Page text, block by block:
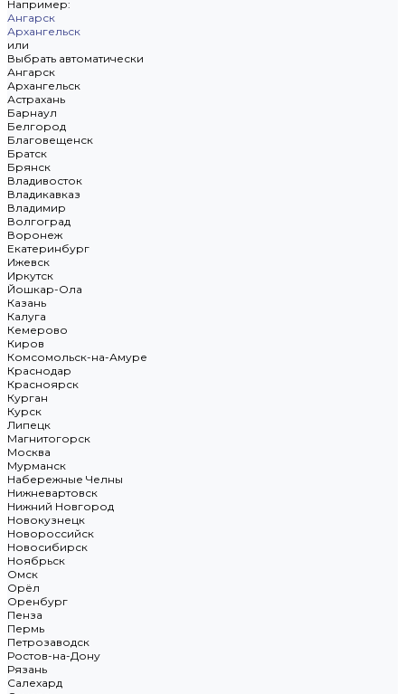
Например:
Ангарск
Архангельск
или
Выбрать автоматически
Ангарск
Архангельск
Астрахань
Барнаул
Белгород
Благовещенск
Братск
Брянск
Владивосток
Владикавказ
Владимир
Волгоград
Воронеж
Екатеринбург
Ижевск
Иркутск
Йошкар-Ола
Казань
Калуга
Кемерово
Киров
Комсомольск-на-Амуре
Краснодар
Красноярск
Курган
Курск
Липецк
Магнитогорск
Москва
Мурманск
Набережные Челны
Нижневартовск
Нижний Новгород
Новокузнецк
Новороссийск
Новосибирск
Ноябрьск
Омск
Орёл
Оренбург
Пенза
Пермь
Петрозаводск
Ростов-на-Дону
Рязань
Салехард